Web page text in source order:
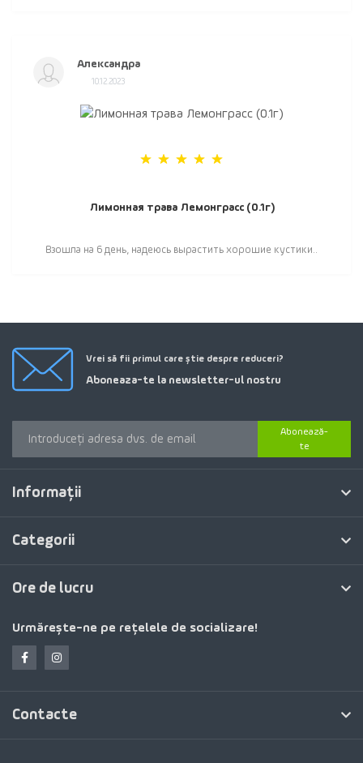
Александра
10.12.2023
Лимонная трава Лемонграсс (0.1г)
Взошла на 6 день, надеюсь вырастить хорошие кустики..
Vrei să fii primul care știe despre reduceri?
Aboneaza-te la newsletter-ul nostru
Abonează-
te
Informaţii
Categorii
Ore de lucru
Urmărește-ne pe rețelele de socializare!
Contacte